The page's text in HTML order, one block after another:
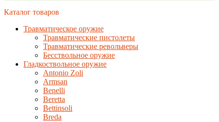
Каталог товаров
Травматическое оружие
Травматические пистолеты
Травматические револьверы
Бесствольное оружие
Гладкоствольное оружие
Antonio Zoli
Armsan
Benelli
Beretta
Bettinsoli
Breda